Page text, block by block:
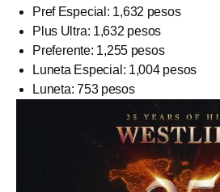
Pref Especial: 1,632 pesos
Plus Ultra: 1,632 pesos
Preferente: 1,255 pesos
Luneta Especial: 1,004 pesos
Luneta: 753 pesos